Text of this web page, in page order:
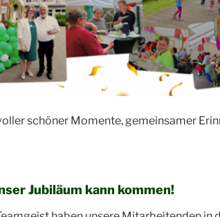
schöner Momente, gemeinsamer
Jubiläum kann kommen!